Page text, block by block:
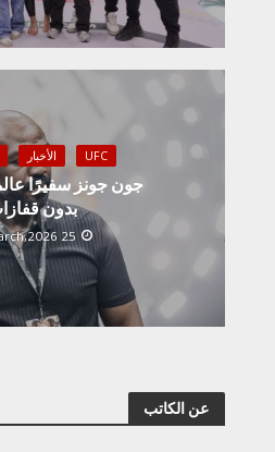
UFC الأخبار
جون جونز سفيرًا
بدون
25 March,2026
عن الكاتب